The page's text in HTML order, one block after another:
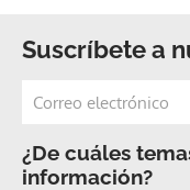
Suscríbete a
¿De cuáles
información?